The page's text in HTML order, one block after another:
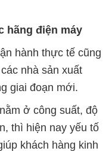
hãng điện máy
hành thực tế cũng
nhà sản xuất
giai đoạn mới.
ở công suất, độ
thì hiện nay yếu tố
khách hàng kinh